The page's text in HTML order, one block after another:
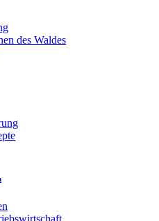
des Waldes